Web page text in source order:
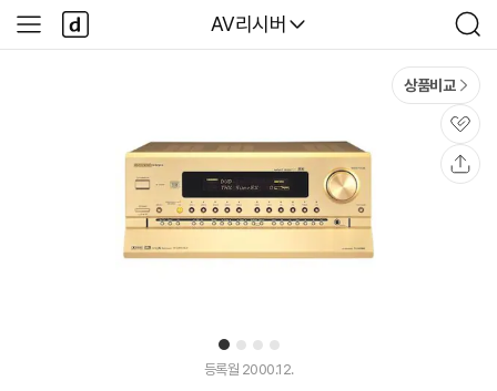
다나와
AV리시버
검
색
사
이
다
나
와
1 2 3 4
상품비교
관
심
등록월 2000.12.